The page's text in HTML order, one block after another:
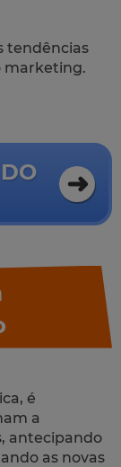
tendências
marketing.
é
a
antecipando
as novas